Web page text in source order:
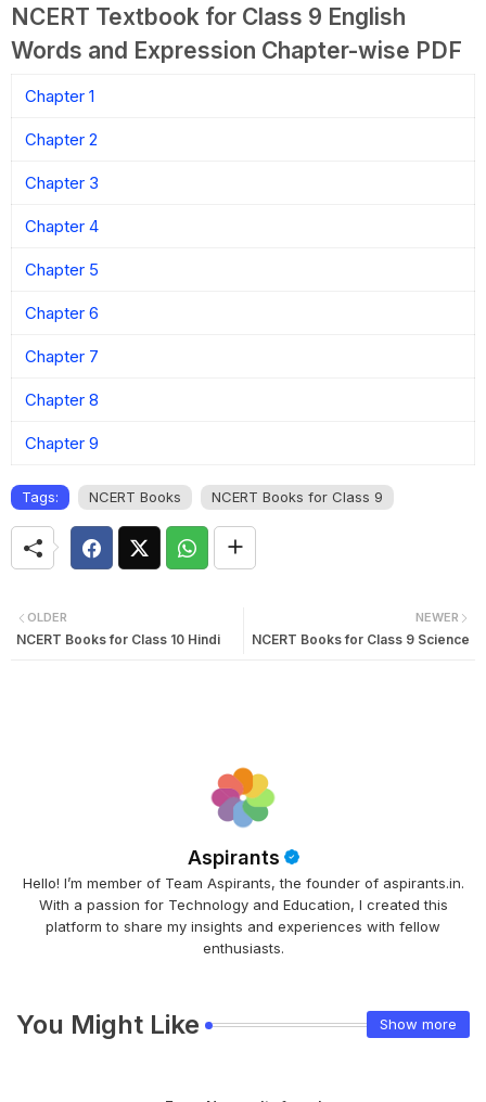
NCERT Textbook for Class 9 English
Words and Expression Chapter-wise PDF
Chapter 1
Chapter 2
Chapter 3
Chapter 4
Chapter 5
Chapter 6
Chapter 7
Chapter 8
Chapter 9
Tags: NCERT Books NCERT Books for Class 9
NEWER
NCERT Books for Class 9 Science
OLDER
NCERT Books for Class 10 Hindi
Aspirants
Hello! I’m member of Team Aspirants, the founder of aspirants.in.
With a passion for Technology and Education, I created this
platform to share my insights and experiences with fellow
enthusiasts.
You Might Like Show more